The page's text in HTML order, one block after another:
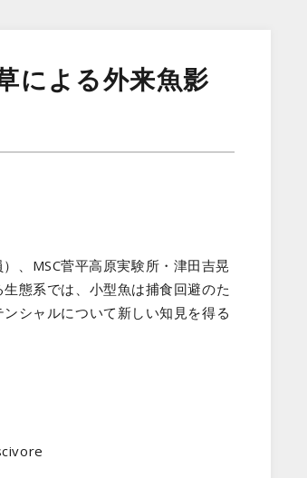
による外来魚影
、MSC菅平高原実験所・津田吉晃
態系では、小型魚は捕食回避のた
シャルについて新しい知見を得る